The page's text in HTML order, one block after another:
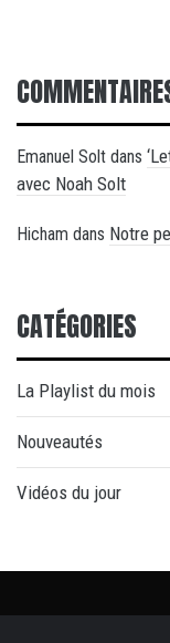
Emanuel Solt dans
avec Noah Solt
Hicham dans Notre
CATÉGORIES
La Playlist du mois
Nouveautés
Vidéos du jour